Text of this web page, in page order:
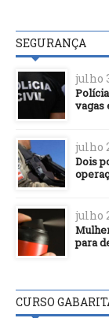
SEGURANÇA
julho
vagas
julho
Dois
julho
para
CURSO